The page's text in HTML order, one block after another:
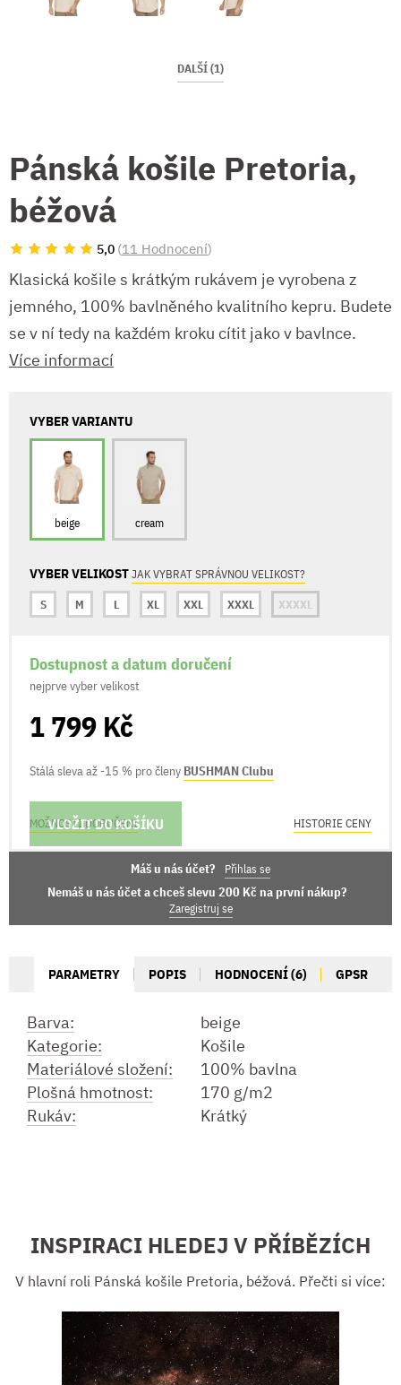
DALŠÍ (1)
Pánská košile Pretoria,
béžová
5,0 (11 Hodnocení)
Klasická košile s krátkým rukávem je vyrobena z
jemného, 100% bavlněného kvalitního kepru. Budete
se v ní tedy na každém kroku cítit jako v bavlnce.
Více informací
VYBER VARIANTU
beige cream
VYBER VELIKOSTJAK VYBRAT SPRÁVNOU VELIKOST?
S
M L XL XXL XXXL XXXXL
Dostupnost a datum doručení
nejprve vyber velikost
1 799 Kč
Stálá sleva až -15 % pro členy BUSHMAN Clubu
VLOŽIT DO KOŠÍKU
MOŽNOSTI DORUČENÍ HISTORIE CENY
Máš u nás účet? Přihlas se
Nemáš u nás účet a chceš slevu 200 Kč na první nákup?
Zaregistruj se
PARAMETRY POPIS HODNOCENÍ (6) GPSR
Barva:
beige
Kategorie:
Košile
Materiálové složení:
100% bavlna
Plošná hmotnost:
170 g/m2
Rukáv:
Krátký
INSPIRACI HLEDEJ V PŘÍBĚZÍCH
V hlavní roli Pánská košile Pretoria, béžová. Přečti si více: